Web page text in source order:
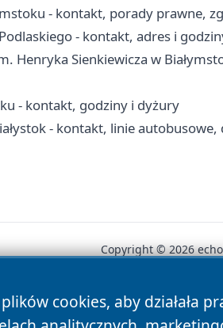
- kontakt, porady prawne,
- kontakt, adres i
Henryka Sienkiewicza w
- kontakt, godziny i dyżury
- kontakt, linie
cookies, aby działała
Copyright © 2026
News Autorzy